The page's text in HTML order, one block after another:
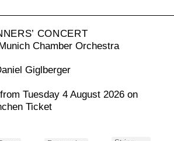
CONCERT
Chamber Orchestra
Giglberger
Tuesday 4 August 2026 on
Ticket